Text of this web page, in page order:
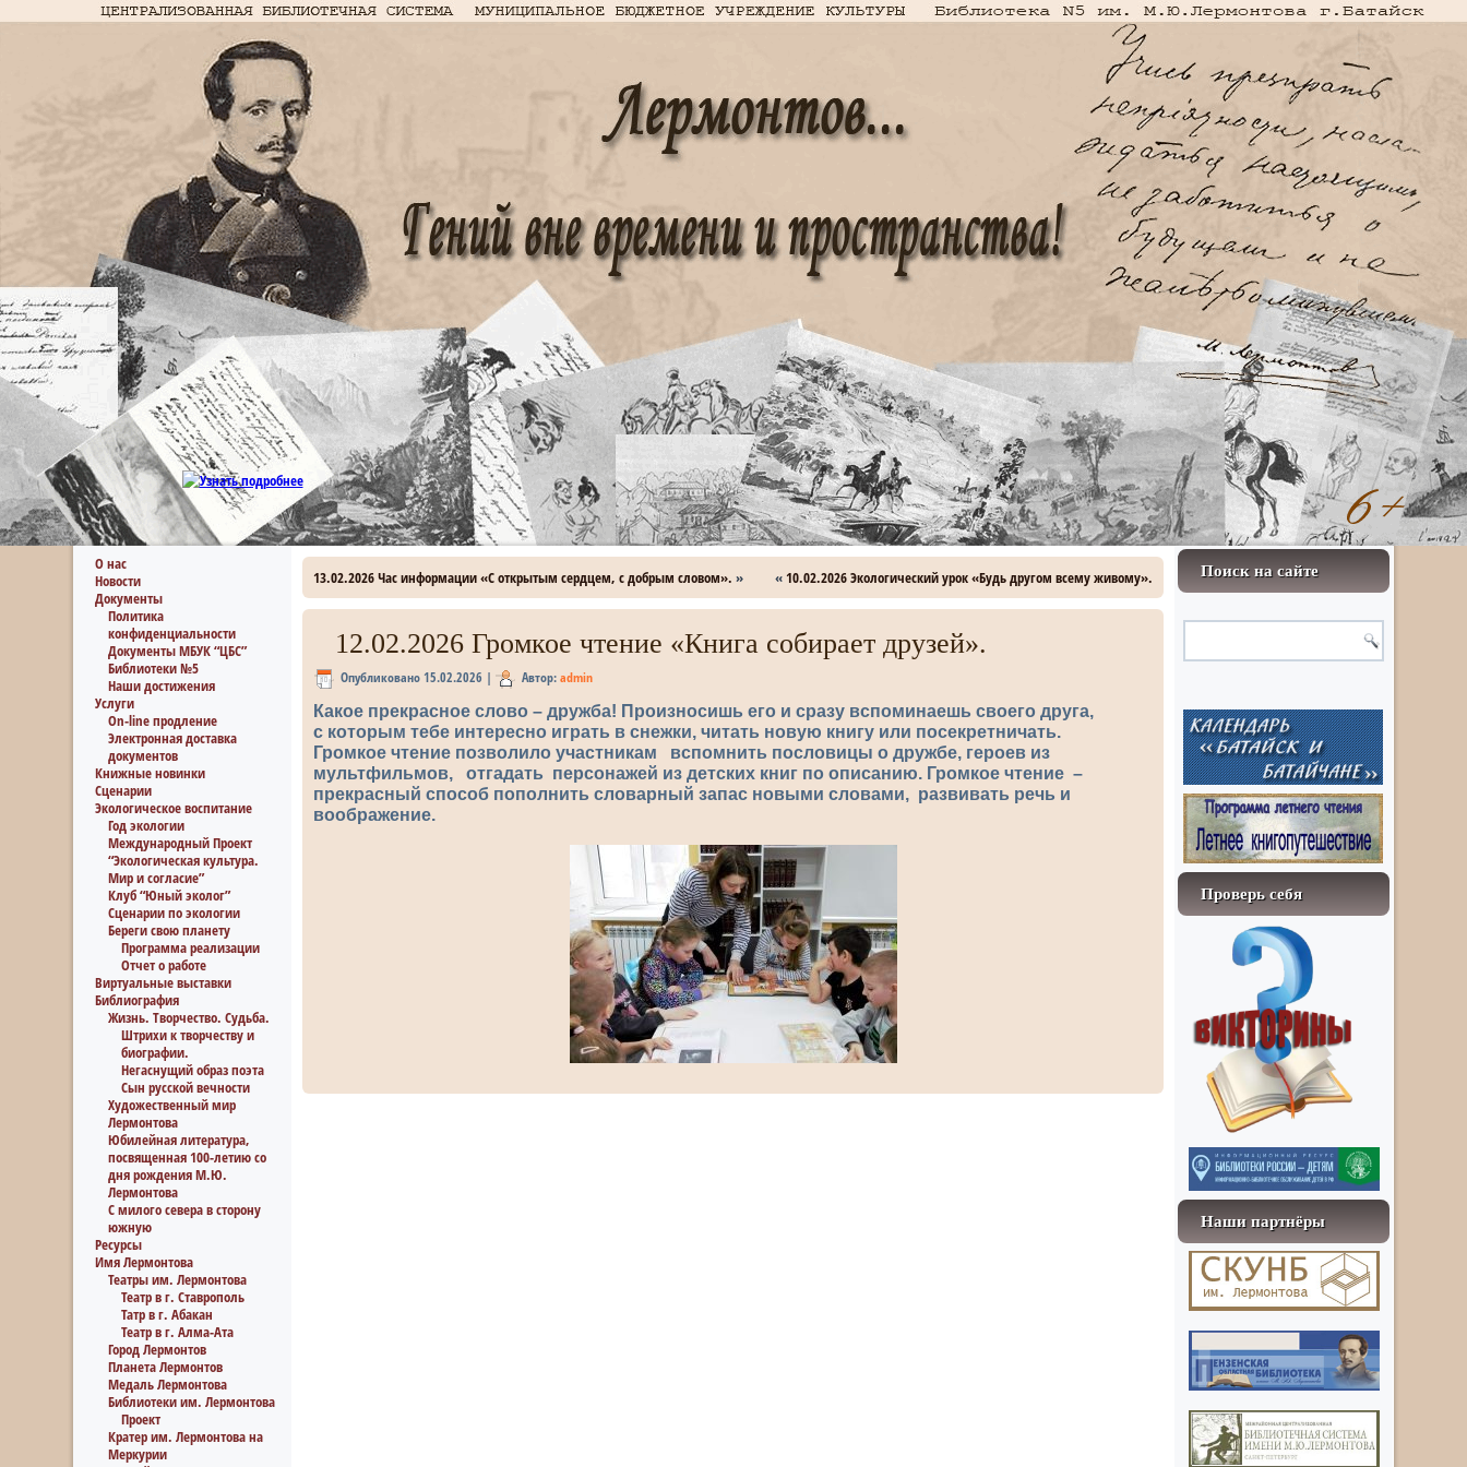
О нас
Новости
Документы
Политика
конфиденциальности
Документы МБУК “ЦБС”
Библиотеки №5
Наши достижения
Услуги
On-line продление
Электронная доставка
документов
Книжные новинки
Сценарии
Экологическое воспитание
Год экологии
Международный Проект
“Экологическая культура.
Мир и согласие”
Клуб “Юный эколог”
Сценарии по экологии
Береги свою планету
Программа реализации
Отчет о работе
Виртуальные выставки
Библиография
Жизнь. Творчество. Судьба.
Штрихи к творчеству и
биографии.
Негаснущий образ поэта
Сын русской вечности
Художественный мир
Лермонтова
Юбилейная литература,
посвященная 100-летию со
дня рождения М.Ю.
Лермонтова
С милого севера в сторону
южную
Ресурсы
Имя Лермонтова
Театры им. Лермонтова
Театр в г. Ставрополь
Татр в г. Абакан
Театр в г. Алма-Ата
Город Лермонтов
Планета Лермонтов
Медаль Лермонтова
Библиотеки им. Лермонтова
Проект
Кратер им. Лермонтова на
Меркурии
13.02.2026 Час информации «С открытым сердцем, с добрым словом». » «10.02.2026 Экологический урок «Будь другом всему живому».
12.02.2026 Громкое чтение «Книга собирает друзей».
Опубликовано15.02.2026 | Автор:admin
Какое прекрасное слово – дружба! Произносишь его и сразу вспоминаешь своего друга,
с которым тебе интересно играть в снежки, читать новую книгу или посекретничать.
Громкое чтение позволило участникам вспомнить пословицы о дружбе, героев из
мультфильмов, отгадать персонажей из детских книг по описанию. Громкое чтение –
прекрасный способ пополнить словарный запас новыми словами, развивать речь и
воображение.
Поиск на сайте
Проверь себя
Наши партнёры